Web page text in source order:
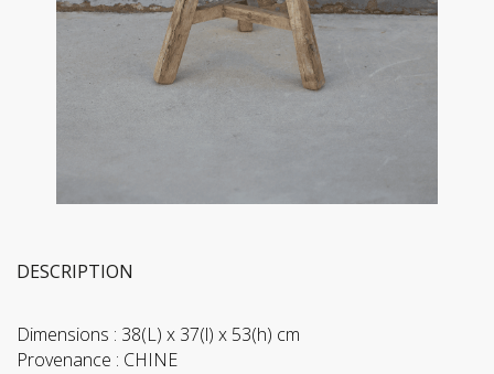
DESCRIPTION
Dimensions : 38(L) x 37(l) x 53(h) cm
Provenance : CHINE